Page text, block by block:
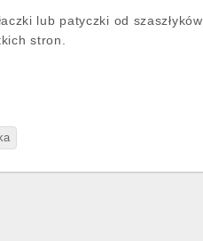
lub patyczki od szaszłyków.
stron.